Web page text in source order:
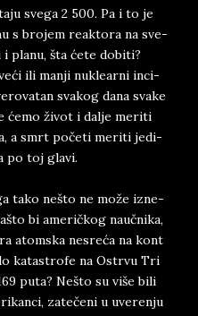
sve­ga 2 500. Pa i to je
s bro­jem re­ak­to­ra na sve­
pla­nu, šta ćete do­bi­ti?
ili man­ji nu­kle­ar­ni in­ci­
sva­kog dana sva­ke
ćemo život i dal­je me­ri­ti
a smrt početi me­ri­ti je­di­
po toj gla­vi.
tako nešto ne može iz­ne­
bi ame­ričkog naučnika,
atom­ska ne­sreća na kon­t
ka­ta­stro­fe na Ostr­vu Tri
puta? Nešto su više bili
zatečeni u uve­ren­ju